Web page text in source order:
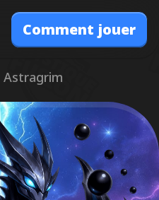
Comment jouer
Astragrim